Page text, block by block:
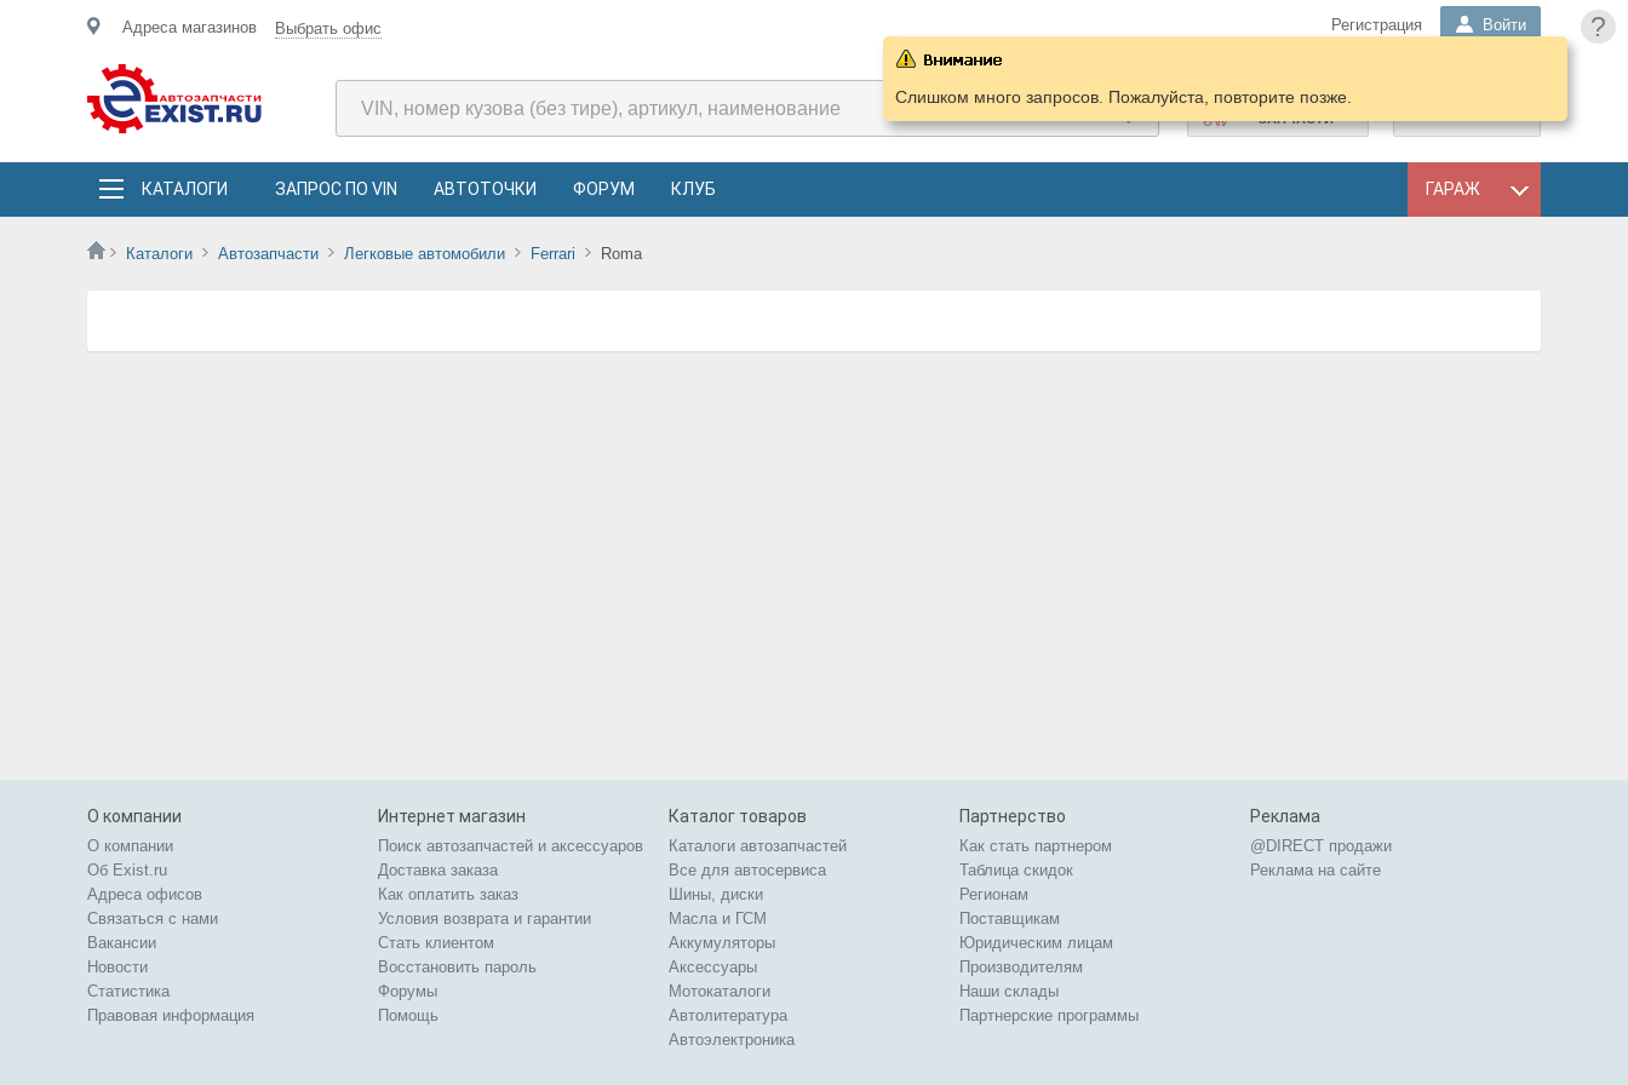
?
Адреса магазинов Выбрать офис Регистрация Войти
ПОДОБРАТЬ
ЗАПЧАСТИ
КАТАЛОГИ ЗАПРОС ПО VIN АВТОТОЧКИ ФОРУМ КЛУБ ГАРАЖ
Каталоги Автозапчасти Легковые автомобили Ferrari Roma
Слишком много запросов. Пожалуйста, повторите позже.
О компании
О компании
Об Exist.ru
Адреса офисов
Связаться с нами
Вакансии
Новости
Статистика
Правовая информация
Интернет магазин
Поиск автозапчастей и аксессуаров
Доставка заказа
Как оплатить заказ
Условия возврата и гарантии
Стать клиентом
Восстановить пароль
Форумы
Помощь
Каталог товаров
Каталоги автозапчастей
Все для автосервиса
Шины, диски
Масла и ГСМ
Аккумуляторы
Аксессуары
Мотокаталоги
Автолитература
Автоэлектроника
Партнерство
Как стать партнером
Таблица скидок
Регионам
Поставщикам
Юридическим лицам
Производителям
Наши склады
Партнерские программы
Реклама
@DIRECT продажи
Реклама на сайте